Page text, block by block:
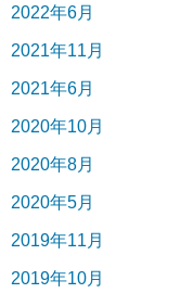
2022年6月
2021年11月
2021年6月
2020年10月
2020年8月
2020年5月
2019年11月
2019年10月